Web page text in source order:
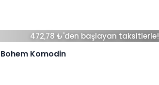
472,78 ₺'den başlayan taksitlerle!
Bohem Komodin